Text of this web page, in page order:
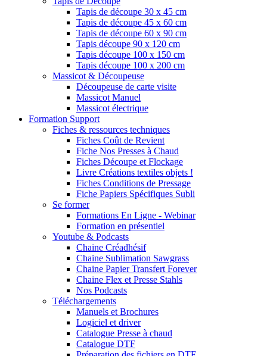
Tapis de découpe 30 x 45 cm
Tapis de découpe 45 x 60 cm
Tapis de découpe 60 x 90 cm
Tapis découpe 90 x 120 cm
Tapis découpe 100 x 150 cm
Tapis découpe 100 x 200 cm
Massicot & Découpeuse
Découpeuse de carte visite
Massicot Manuel
Massicot électrique
Formation Support
Fiches & ressources techniques
Fiches Coût de Revient
Fiche Nos Presses à Chaud
Fiches Découpe et Flockage
Livre Créations textiles objets !
Fiches Conditions de Pressage
Fiche Papiers Spécifiques Subli
Se former
Formations En Ligne - Webinar
Formation en présentiel
Youtube & Podcasts
Chaine Créadhésif
Chaine Sublimation Sawgrass
Chaine Papier Transfert Forever
Chaine Flex et Presse Stahls
Nos Podcasts
Téléchargements
Manuels et Brochures
Logiciel et driver
Catalogue Presse à chaud
Catalogue DTF